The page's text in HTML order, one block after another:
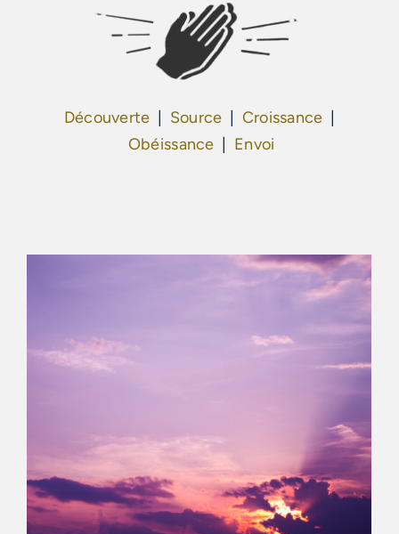
Découverte Source Croissance
Obéissance
Envoi